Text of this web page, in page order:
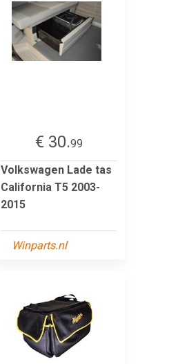
€ 30.99
Volkswagen Lade tas
California T5 2003-
2015
Winparts.nl